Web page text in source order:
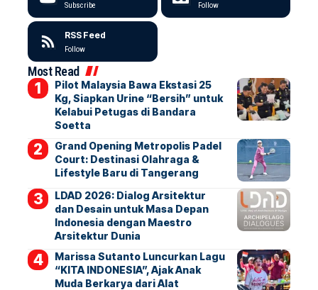
Subscribe Follow
RSS Feed
Follow
Most Read
Pilot Malaysia Bawa Ekstasi 25
Kg, Siapkan Urine “Bersih” untuk
Kelabui Petugas di Bandara
Soetta
Grand Opening Metropolis Padel
Court: Destinasi Olahraga &
Lifestyle Baru di Tangerang
LDAD 2026: Dialog Arsitektur
dan Desain untuk Masa Depan
Indonesia dengan Maestro
Arsitektur Dunia
Marissa Sutanto Luncurkan Lagu
“KITA INDONESIA”, Ajak Anak
Muda Berkarya dari Alat